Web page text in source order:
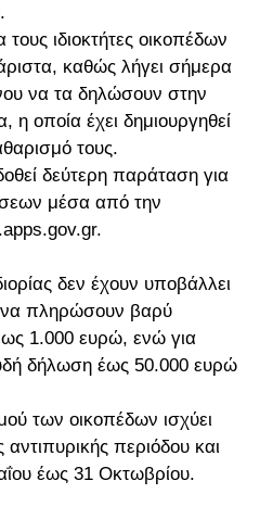
ιδιοκτήτες οικοπέδων
καθώς λήγει σήμερα
να τα δηλώσουν στην
η οποία έχει δημιουργηθεί
τους.
δεύτερη παράταση για
μέσα από την
δεν έχουν υποβάλλει
πληρώσουν βαρύ
1.000 ευρώ, ενώ για
δήλωση έως 50.000 ευρώ.
των οικοπέδων ισχύει
αντιπυρικής περιόδου και
έως 31 Οκτωβρίου.